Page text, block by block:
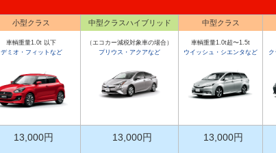
小型クラス
車輌重量1.0t 以下
デミオ・フィットなど
中型クラスハイブリッド
（エコカー減税対象車の場合）
プリウス・アクアなど
中型クラス
車輌重量1.0t超〜1.5t
ウイッシュ・シエンタなど
13,000円 13,000円 13,000円